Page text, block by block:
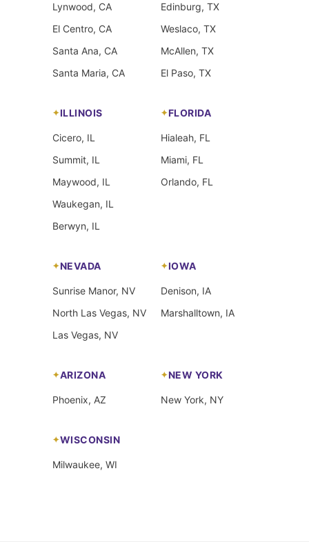
Lynwood, CA
El Centro, CA
Santa Ana, CA
Santa Maria, CA
Edinburg, TX
Weslaco, TX
McAllen, TX
El Paso, TX
ILLINOIS
Cicero, IL
Summit, IL
Maywood, IL
Waukegan, IL
Berwyn, IL
FLORIDA
Hialeah, FL
Miami, FL
Orlando, FL
NEVADA
Sunrise Manor, NV
North Las Vegas, NV
Las Vegas, NV
IOWA
Denison, IA
Marshalltown, IA
ARIZONA
Phoenix, AZ
NEW YORK
New York, NY
WISCONSIN
Milwaukee, WI